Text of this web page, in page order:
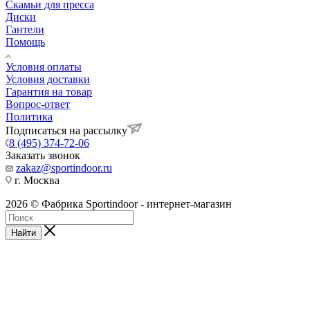
Скамьи для пресса
Диски
Гантели
Помощь
Условия оплаты
Условия доставки
Гарантия на товар
Вопрос-ответ
Политика
Подписаться на рассылку
8 (495) 374-72-06
Заказать звонок
zakaz@sportindoor.ru
г. Москва
2026 © Фабрика Sportindoor - интернет-магазин
Найти